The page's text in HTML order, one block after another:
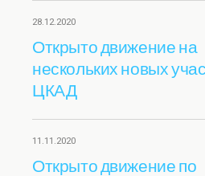
28.12.2020
Открыто движение на
нескольких новых
ЦКАД
11.11.2020
Открыто движение по